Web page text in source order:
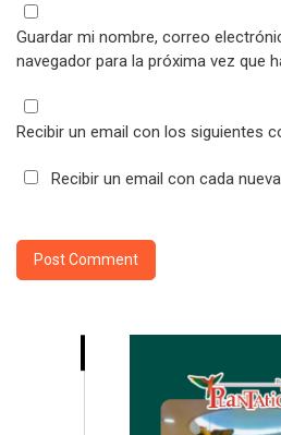
Guardar mi nombre, correo
navegador para la próxima vez que
Recibir un email con los siguientes
Recibir un email con cada